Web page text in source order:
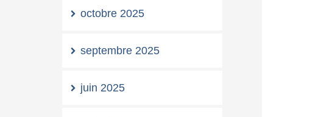
octobre 2025
septembre 2025
juin 2025